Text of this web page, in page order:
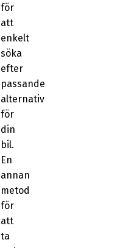
för
att
enkelt
söka
efter
passande
alternativ
för
din
bil.
En
annan
metod
för
att
ta